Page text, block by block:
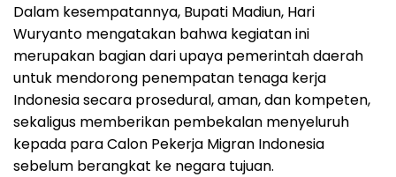
Dalam kesempatannya, Bupati Madiun, Hari
Wuryanto mengatakan bahwa kegiatan ini
merupakan bagian dari upaya pemerintah daerah
untuk mendorong penempatan tenaga kerja
Indonesia secara prosedural, aman, dan kompeten,
sekaligus memberikan pembekalan menyeluruh
kepada para Calon Pekerja Migran Indonesia
sebelum berangkat ke negara tujuan.